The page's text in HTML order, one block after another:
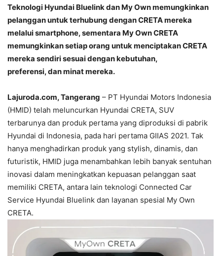
Teknologi Hyundai Bluelink dan My Own memungkinkan
pelanggan untuk terhubung dengan CRETA mereka
melalui smartphone, sementara My Own CRETA
memungkinkan setiap orang untuk menciptakan CRETA
mereka sendiri sesuai dengan kebutuhan,
preferensi, dan minat mereka.
Lajuroda.com, Tangerang – PT Hyundai Motors Indonesia
(HMID) telah meluncurkan Hyundai CRETA, SUV
terbarunya dan produk pertama yang diproduksi di pabrik
Hyundai di Indonesia, pada hari pertama GIIAS 2021. Tak
hanya menghadirkan produk yang stylish, dinamis, dan
futuristik, HMID juga menambahkan lebih banyak sentuhan
inovasi dalam meningkatkan kepuasan pelanggan saat
memiliki CRETA, antara lain teknologi Connected Car
Service Hyundai Bluelink dan layanan spesial My Own
CRETA.